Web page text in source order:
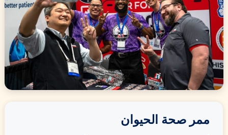
ممر صحة الحيوان